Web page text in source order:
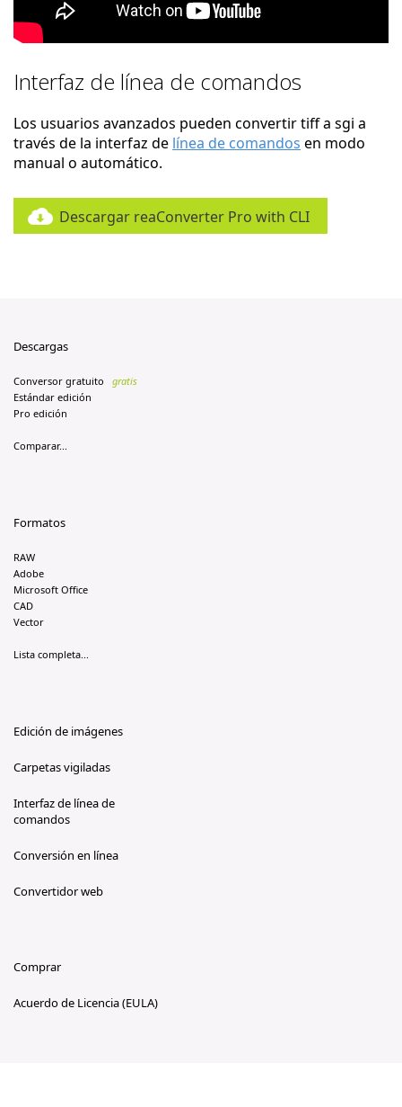
Interfaz de línea de comandos
Los usuarios avanzados pueden convertir tiff a sgi a
través de la interfaz de línea de comandos en modo
manual o automático.
Descargar reaConverter Pro with CLI
Descargas
Conversor gratuito
gratis
Estándar edición
Pro edición
Comparar...
Formatos
RAW
Adobe
Microsoft Office
CAD
Vector
Lista completa...
Edición de imágenes
Carpetas vigiladas
Interfaz de línea de
comandos
Conversión en línea
Convertidor web
Comprar
Acuerdo de Licencia (EULA)